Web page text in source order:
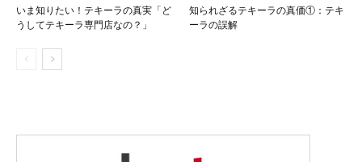
いま知りたい！テキーラの真実「ど
うしてテキーラ専門店なの？」
知られざるテキーラの真価①：テキ
ーラの誤解